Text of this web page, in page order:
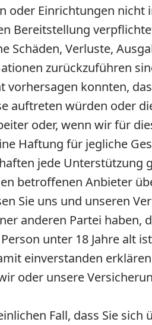
Einrichtungen
Bereitstellung
Schäden, Verluste,
zurückzuführen
konnten,
auftreten würden oder
oder, wenn wir für
Haftung für jegliche
jede Unterstützung
betroffenen Anbieter
Sie uns und unseren
anderen Partei
unter 18 Jahre alt
einverstanden
oder unsere
Fall, dass Sie